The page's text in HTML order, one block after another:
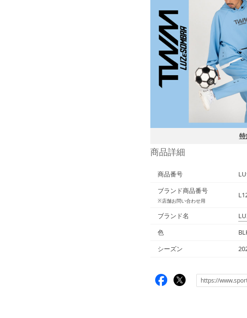
特
商品詳細
商品番号
ブランド商品番号
※店舗お問い合わせ用
ブランド名
色
シーズン